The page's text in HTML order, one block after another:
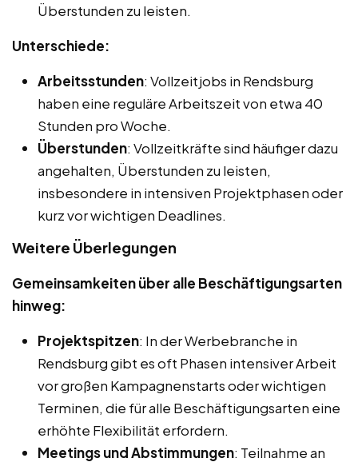
Überstunden zu leisten.
Unterschiede:
Arbeitsstunden: Vollzeitjobs in Rendsburg
haben eine reguläre Arbeitszeit von etwa 40
Stunden pro Woche.
Überstunden: Vollzeitkräfte sind häufiger dazu
angehalten, Überstunden zu leisten,
insbesondere in intensiven Projektphasen oder
kurz vor wichtigen Deadlines.
Weitere Überlegungen
Gemeinsamkeiten über alle Beschäftigungsarten
hinweg:
Projektspitzen: In der Werbebranche in
Rendsburg gibt es oft Phasen intensiver Arbeit
vor großen Kampagnenstarts oder wichtigen
Terminen, die für alle Beschäftigungsarten eine
erhöhte Flexibilität erfordern.
Meetings und Abstimmungen: Teilnahme an